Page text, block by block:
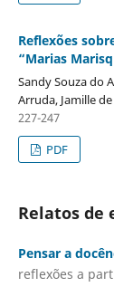
Reflexões
“Marias
Sandy Souza do
Arruda, Jamille
227-247
PDF
Relatos de
Pensar a
reflexões a